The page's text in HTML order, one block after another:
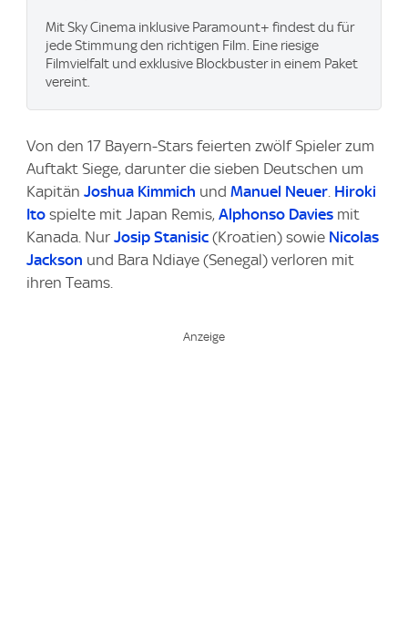
Mit Sky Cinema inklusive Paramount+​ findest du für
jede Stimmung den richtigen Film. Eine riesige
Filmvielfalt und exklusive Blockbuster in einem Paket
vereint.
Von den 17 Bayern-Stars feierten zwölf Spieler zum
Auftakt Siege, darunter die sieben Deutschen um
Kapitän Joshua Kimmich und Manuel Neuer Hiroki
Ito spielte mit Japan Remis, Alphonso Davies mit
Kanada. Nur Josip Stanisic (Kroatien) sowie Nicolas
Jackson und Bara Ndiaye (Senegal) verloren mit
ihren Teams.